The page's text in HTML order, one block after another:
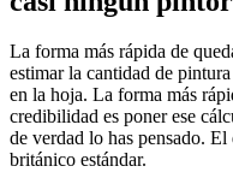
La forma más rápida de
estimar la cantidad de
en la hoja. La forma más
credibilidad es poner ese
de verdad lo has pensado.
británico estándar.